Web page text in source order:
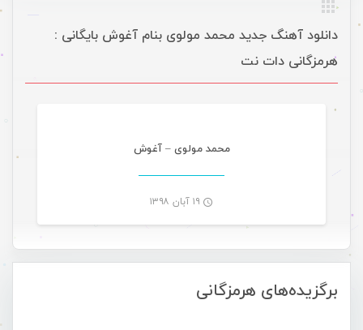
برگزیده‌های هرمزگانی
دانلود آهنگ جدید محمد مولوی بنام آغوش بایگانی :
هرمزگانی دات نت
محمد مولوی – آغوش
۱۹ آبان ۱۳۹۸